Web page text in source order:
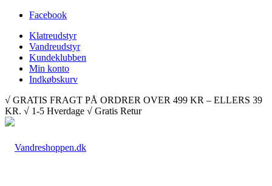
Facebook
Klatreudstyr
Vandreudstyr
Kundeklubben
Min konto
Indkøbskurv
√ GRATIS FRAGT PÅ ORDRER OVER 499 KR – ELLERS 39
KR. √ 1-5 Hverdage √ Gratis Retur